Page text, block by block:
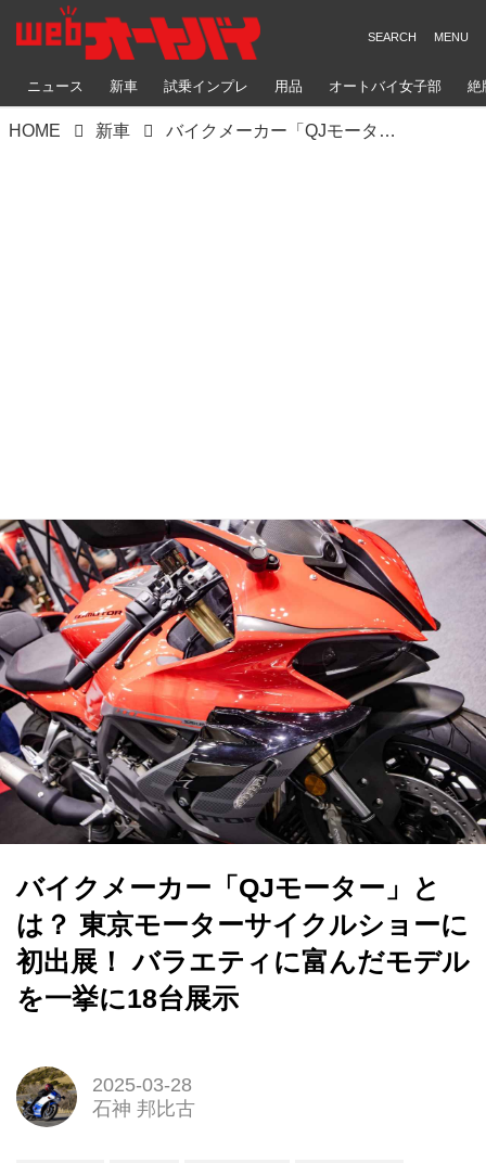
ニュース 新車 試乗インプレ 用品 オートバイ女子部 絶
HOME 新車 バイクメーカー「QJモーター」とは？ 東京モーターサイクルショーに初出展！ バラエティに富んだモデルを一挙に18台展示
バイクメーカー「QJモーター」と
は？ 東京モーターサイクルショーに
初出展！ バラエティに富んだモデル
を一挙に18台展示
2025-03-28
石神 邦比古